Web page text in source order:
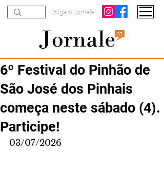
Siga o Jornale
6º Festival do Pinhão de
São José dos Pinhais
começa neste sábado (4).
Participe!
03/07/2026